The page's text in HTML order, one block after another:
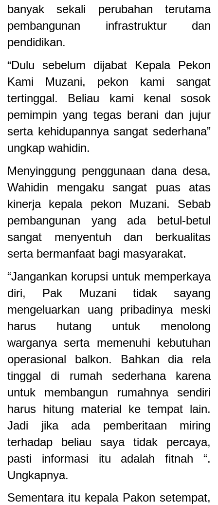
banyak sekali perubahan terutama
pembangunan infrastruktur dan
pendidikan.
“Dulu sebelum dijabat Kepala Pekon
Kami Muzani, pekon kami sangat
tertinggal. Beliau kami kenal sosok
pemimpin yang tegas berani dan jujur
serta kehidupannya sangat sederhana”
ungkap wahidin.
Menyinggung penggunaan dana desa,
Wahidin mengaku sangat puas atas
kinerja kepala pekon Muzani. Sebab
pembangunan yang ada betul-betul
sangat menyentuh dan berkualitas
serta bermanfaat bagi masyarakat.
“Jangankan korupsi untuk memperkaya
diri, Pak Muzani tidak sayang
mengeluarkan uang pribadinya meski
harus hutang untuk menolong
warganya serta memenuhi kebutuhan
operasional balkon. Bahkan dia rela
tinggal di rumah sederhana karena
untuk membangun rumahnya sendiri
harus hitung material ke tempat lain.
Jadi jika ada pemberitaan miring
terhadap beliau saya tidak percaya,
pasti informasi itu adalah fitnah “.
Ungkapnya.
Sementara itu kepala Pakon setempat,